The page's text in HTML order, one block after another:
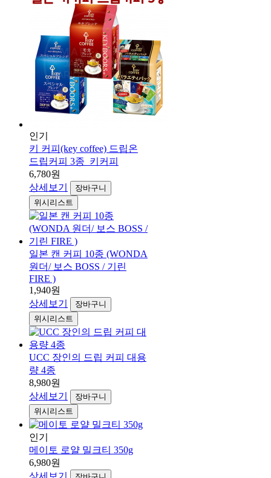
인기
키 커피(key coffee) 드립온
드립커피 3종_키커피
6,780원
상세보기
장바구니
위시리스트
일본 캔 커피 10종 (WONDA
원더/ 보스 BOSS / 기린
FIRE )
1,940원
상세보기
장바구니
위시리스트
UCC 장인의 드립 커피 대용
량 4종
8,980원
상세보기
장바구니
위시리스트
인기
메이토 로얄 밀크티 350g
6,980원
상세보기